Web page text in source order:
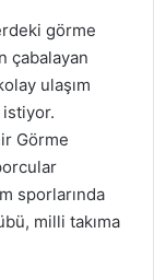
görme
çabalayan
ulaşım
istiyor.
Görme
sporlarında
milli takıma